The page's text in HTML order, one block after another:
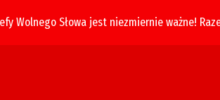
Wolnego Słowa jest niezmiernie ważne!